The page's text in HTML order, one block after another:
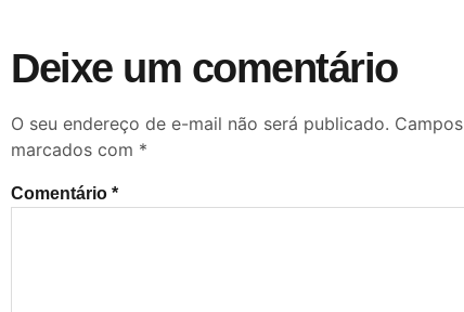
Deixe um comentário
O seu endereço de e-mail não será publicado.
marcados com *
Comentário *